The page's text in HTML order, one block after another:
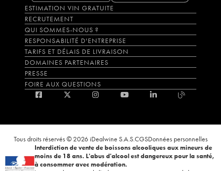
ESTIMATION VIN GRATUITE
RECRUTEMENT
QUI SOMMES-NOUS ?
RESPONSABILITÉ D'ENTREPRISE
TARIFS ET DÉLAIS DE LIVRAISON
DOMAINES PARTENAIRES
PRESSE
FOIRE AUX QUESTIONS
Tous droits réservés © 2026 iDealwine S.A.S.CGSDonnées personnelles
Interdiction de vente de boissons alcooliques aux mineurs de
moins de 18 ans. L'abus d'alcool est dangereux pour la santé,
à consommer avec modération.